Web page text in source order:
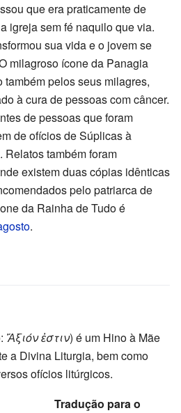
que era praticamente de
igreja sem fé naquilo que via.
sua vida e o jovem se
milagroso ícone da Panagia
pelos seus milagres,
à cura de pessoas com câncer.
de pessoas que foram
de ofícios de Súplicas à
Relatos também foram
existem duas cópias idênticas
pelo patriarca de
da Rainha de Tudo é
.
Ἄξιόν ἐστιν) é um Hino à Mãe
a Divina Liturgia, bem como
ofícios litúrgicos.
Tradução para o